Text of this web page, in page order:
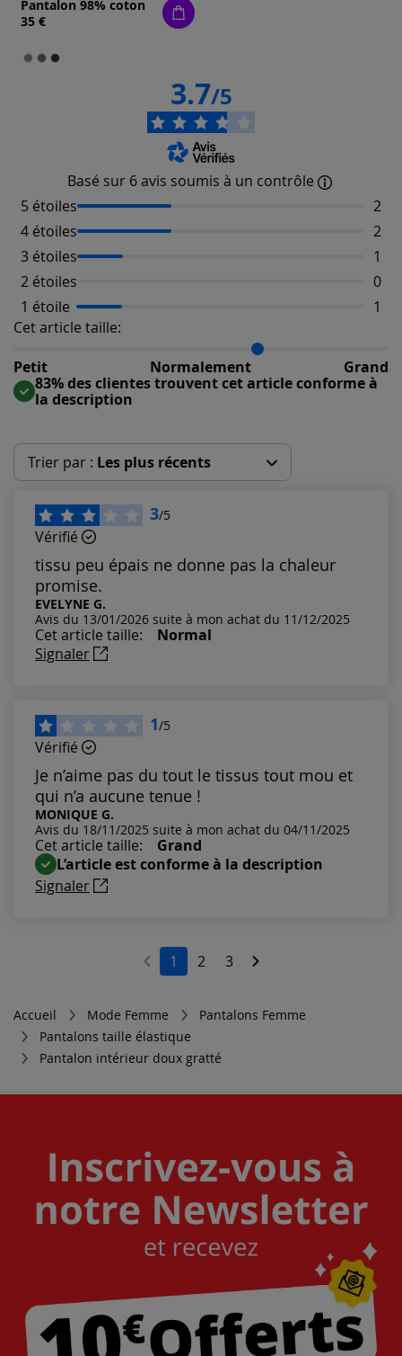
Pantalon 98% coton
35 €
3.7/5
Basé sur 6 avis soumis à un contrôle
5 étoiles
2
4 étoiles
2
3 étoiles
1
2 étoiles
0
1 étoile
1
Cet article taille:
Petit
Normalement Grand
Répartition du taillant selon les avis clients
Taille grand : 33%
83% des clientes trouvent cet article conforme à
la description
Trier par : Les plus récents
Les plus récents
Les plus anciens
Notes les plus élevées
Notes les plus basses
3/5
Vérifié
tissu peu épais ne donne pas la chaleur
promise.
EVELYNE G.
Avis du 13/01/2026 suite à mon achat du 11/12/2025
Cet article taille:
Normal
Signaler
1/5
Vérifié
Je n’aime pas du tout le tissus tout mou et
qui n’a aucune tenue !
MONIQUE G.
Avis du 18/11/2025 suite à mon achat du 04/11/2025
Cet article taille:
Grand
L’article est conforme à la description
Signaler
1 2 3
Accueil Mode Femme
Pantalons Femme
Pantalons taille élastique
Pantalon intérieur doux gratté